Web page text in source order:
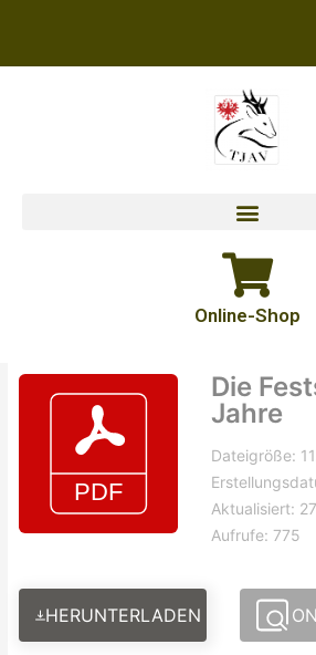
Online-Shop
Die
Jahre
Dateigröße:
Aktualisiert:
Aufrufe: 775
HERUNTERLADEN